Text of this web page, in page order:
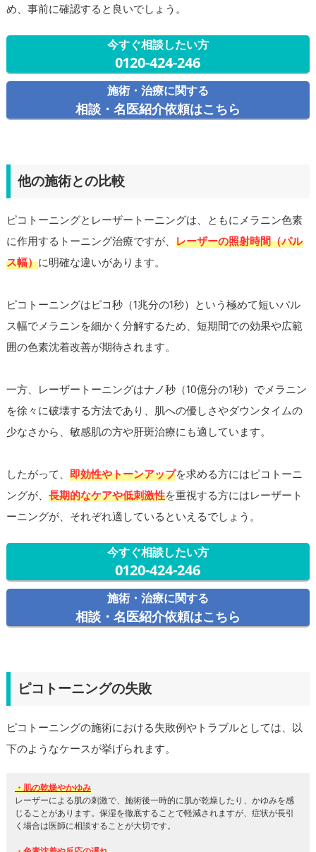
め、事前に確認すると良いでしょう。
今すぐ相談したい方
0120-424-246
施術・治療に関する
相談・名医紹介依頼はこちら
他の施術との比較
ピコトーニングとレーザートーニングは、ともにメラニン色素
に作用するトーニング治療ですが、 レーザーの照射時間（パル
ス幅）に明確な違いがあります。
ピコトーニングはピコ秒（1兆分の1秒）という極めて短いパル
ス幅でメラニンを細かく分解するため、短期間での効果や広範
囲の色素沈着改善が期待されます。
一方、レーザートーニングはナノ秒（10億分の1秒）でメラニン
を徐々に破壊する方法であり、肌への優しさやダウンタイムの
少なさから、敏感肌の方や肝斑治療にも適しています。
したがって、 即効性やトーンアップを求める方にはピコトーニ
ングが、 長期的なケアや低刺激性を重視する方にはレーザート
ーニングが、それぞれ適しているといえるでしょう。
今すぐ相談したい方
0120-424-246
施術・治療に関する
相談・名医紹介依頼はこちら
ピコトーニングの失敗
ピコトーニングの施術における失敗例やトラブルとしては、以
下のようなケースが挙げられます。
・肌の乾燥やかゆみ
レーザーによる肌の刺激で、施術後一時的に肌が乾燥したり、かゆみを感
じることがあります。保湿を徹底することで軽減されますが、症状が長引
く場合は医師に相談することが大切です。